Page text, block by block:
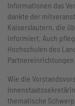
Informationen das
dankte der
Kaiserslautern, die
informiert. Auch
Hochschulen des
Partnereinrichtungen
Wie die
thematische